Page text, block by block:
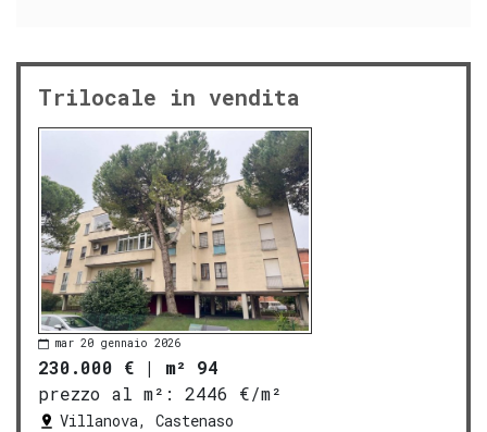
Trilocale in vendita
mar 20 gennaio 2026
230.000 € | m² 94
prezzo al m²:
2446 €/m²
Villanova, Castenaso